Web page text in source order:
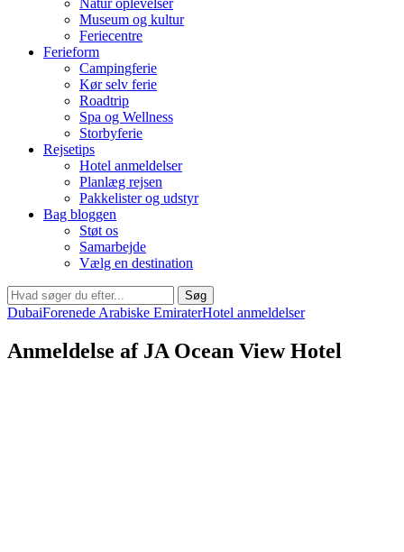
Natur oplevelser
Museum og kultur
Feriecentre
Ferieform
Campingferie
Kør selv ferie
Roadtrip
Spa og Wellness
Storbyferie
Rejsetips
Hotel anmeldelser
Planlæg rejsen
Pakkelister og udstyr
Bag bloggen
Støt os
Samarbejde
Vælg en destination
Søg
DubaiForenede Arabiske EmiraterHotel anmeldelser
Anmeldelse af JA Ocean View Hotel